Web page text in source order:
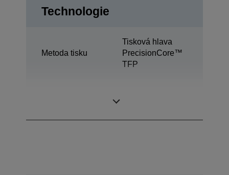
Technologie
Metoda tisku
Tisková hlava
PrecisionCore™
TFP